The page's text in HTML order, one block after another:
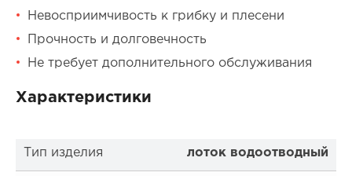
Невосприимчивость к грибку и плесени
Прочность и долговечность
Не требует дополнительного обслуживания
Характеристики
Тип изделия лоток водоотводный